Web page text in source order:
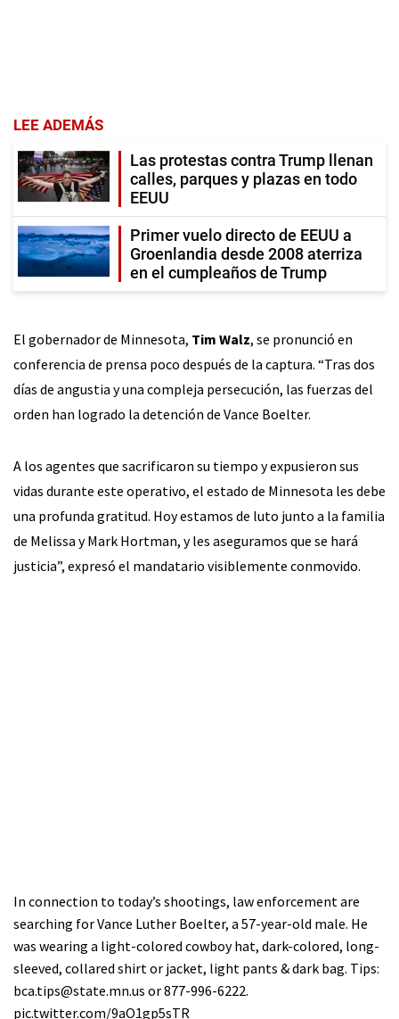
LEE ADEMÁS
Las protestas contra Trump llenan
calles, parques y plazas en todo
EEUU
Primer vuelo directo de EEUU a
Groenlandia desde 2008 aterriza
en el cumpleaños de Trump
El gobernador de Minnesota, Tim Walz, se pronunció en
conferencia de prensa poco después de la captura. “Tras dos
días de angustia y una compleja persecución, las fuerzas del
orden han logrado la detención de Vance Boelter.
A los agentes que sacrificaron su tiempo y expusieron sus
vidas durante este operativo, el estado de Minnesota les debe
una profunda gratitud. Hoy estamos de luto junto a la familia
de Melissa y Mark Hortman, y les aseguramos que se hará
justicia”, expresó el mandatario visiblemente conmovido.
In connection to today’s shootings, law enforcement are
searching for Vance Luther Boelter, a 57-year-old male. He
was wearing a light-colored cowboy hat, dark-colored, long-
sleeved, collared shirt or jacket, light pants & dark bag. Tips:
bca.tips@state.mn.us or 877-996-6222.
pic.twitter.com/9aO1gp5sTR